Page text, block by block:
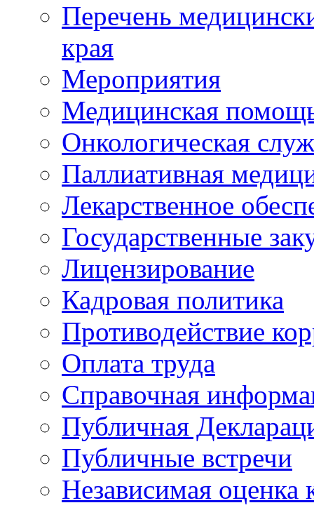
Перечень
края
Мероприятия
Медицинская
Онкологическая
Паллиативная
Лекарственное
Государственные
Лицензирование
Кадровая политика
Противодействие
Оплата труда
Справочная
Публичная
Публичные встречи
Независимая оценка